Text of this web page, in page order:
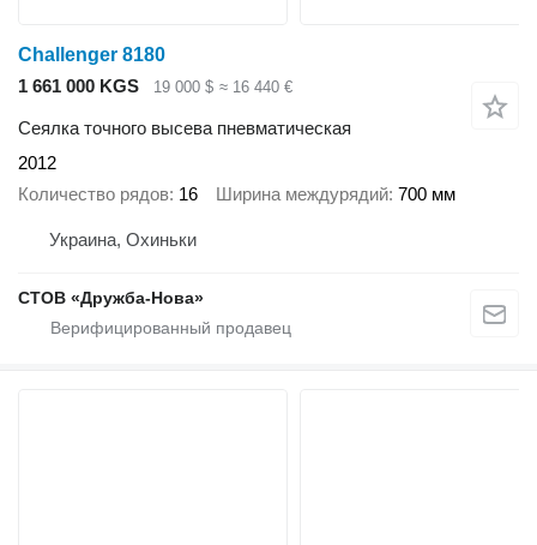
Challenger 8180
1 661 000 KGS
19 000 $ ≈ 16 440 €
Сеялка точного высева пневматическая
2012
Количество рядов 16 Ширина междурядий 700 мм
Украина, Охиньки
СТОВ «Дружба-Нова»